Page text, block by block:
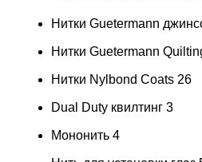
Нитки Guetermann
Нитки Guetermann
Нитки Nylbond Coats 26
Dual Duty квилтинг 3
Мононить 4